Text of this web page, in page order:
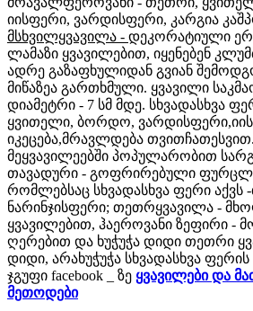
იისფერი, ვარდისფერი, კარგია
მსხვილყვავილა - დეკორატიული
ლამაზი ყვავილებით, იყენებენ
ადრე გაზაფხულიდან გვიან
მიწაზეა გართხმული. ყვავილი
დიამეტრი - 7 სმ მდე. სხვადასხვა
ყვითელი, ბორდო,
იკეცება,მრავლდება თვითჩათესვით.
მეყვავილეებში პოპულარობით
თავადური - გოფრირებული
რომლებსაც სხვადასხვა ფერი
ნარინჯისფერი; თეთრყვავილა -
ყვავილებით, ჰაეროვანი ზეფირი -
ღერებით და ხუჭუჭა დიდი თეთრი
დიდი, არახუჭუჭა სხვადასხვა
ჯგუფი facebook _ ზე ყვავილები და
მეთოდები